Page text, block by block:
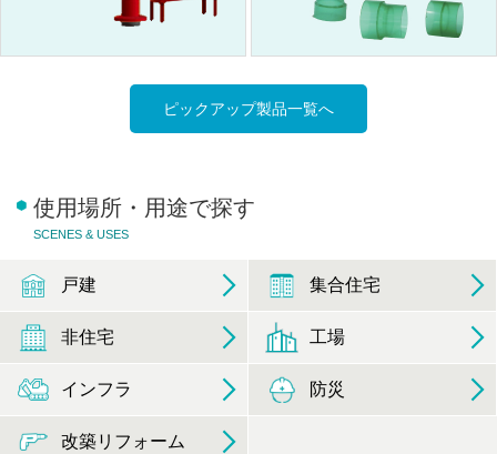
ピックアップ製品一覧へ
使用場所・用途で探す
SCENES & USES
戸建 集合住宅
非住宅 工場
インフラ 防災
改築リフォーム